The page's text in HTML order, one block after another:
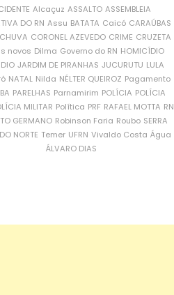
Alcaçuz ASSALTO ASSEMBLEIA
DO RN Assu BATATA Caicó CARAÚBAS
CORONEL AZEVEDO CRIME CRUZETA
novos Dilma Governo do RN HOMICÍDIO
JARDIM DE PIRANHAS JUCURUTU LULA
NATAL Nilda NÉLTER QUEIROZ Pagamento
PARELHAS Parnamirim POLÍCIA POLÍCIA
MILITAR Política PRF RAFAEL MOTTA RN
GERMANO Robinson Faria Roubo SERRA
NORTE Temer UFRN Vivaldo Costa Água
ÁLVARO DIAS